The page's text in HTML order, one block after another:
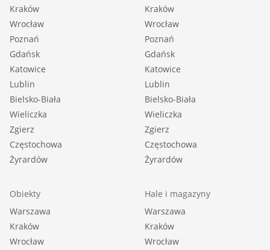
Kraków
Wrocław
Poznań
Gdańsk
Katowice
Lublin
Bielsko-Biała
Wieliczka
Zgierz
Częstochowa
Żyrardów
Kraków
Wrocław
Poznań
Gdańsk
Katowice
Lublin
Bielsko-Biała
Wieliczka
Zgierz
Częstochowa
Żyrardów
Obiekty
Warszawa
Kraków
Wrocław
Hale i magazyny
Warszawa
Kraków
Wrocław